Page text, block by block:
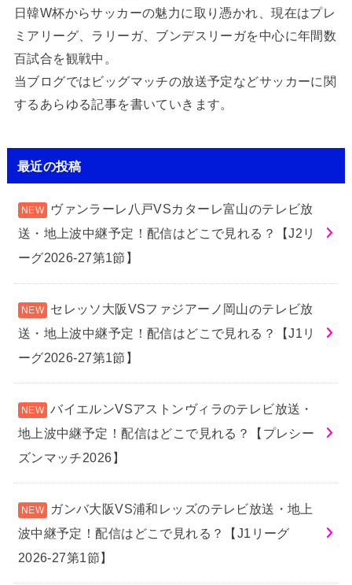
日韓W杯からサッカーの魅力に取り憑かれ、現在はプレ
ミアリーグ、ラリーガ、ブンデスリーガを中心に年間数
百試合を観戦中。
当ブログではビッグマッチの放送予定などサッカーに関
するあらゆる記事を書いていきます。
最近の投稿
ヴァンラーレ八戸VSカターレ富山のテレビ放
送・地上波中継予定！配信はどこで見れる？【J2リ
ーグ2026-27第1節】
セレッソ大阪VSファジアーノ岡山のテレビ放
送・地上波中継予定！配信はどこで見れる？【J1リ
ーグ2026-27第1節】
バイエルンVSアストンヴィラのテレビ放送・
地上波中継予定！配信はどこで見れる？【プレシー
ズンマッチ2026】
ガンバ大阪VS浦和レッズのテレビ放送・地上
波中継予定！配信はどこで見れる？【J1リーグ
2026-27第1節】